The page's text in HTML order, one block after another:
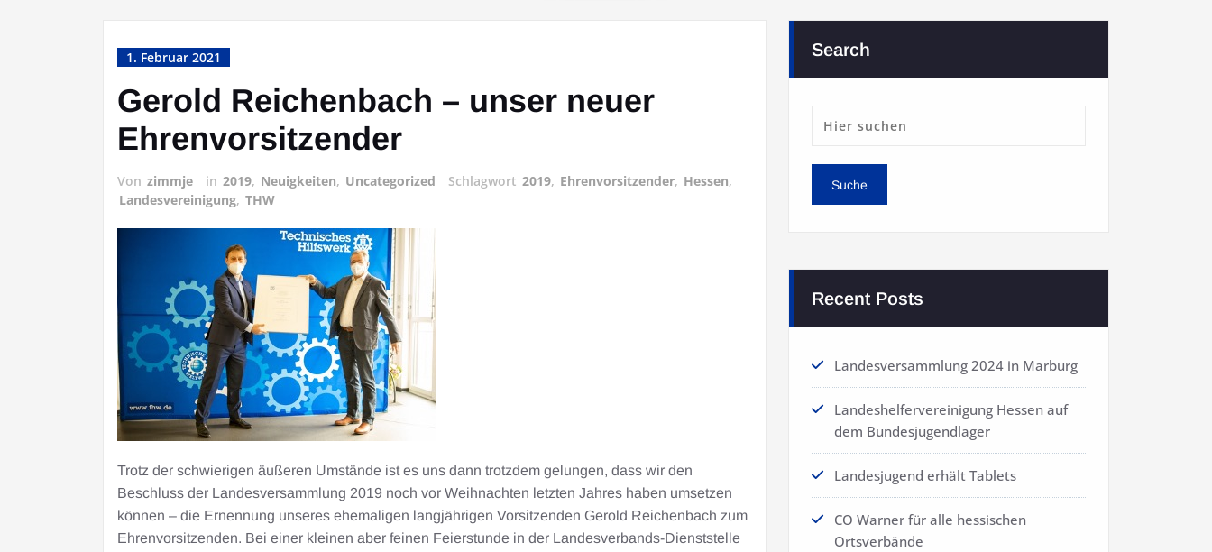
1. Februar 2021
Gerold Reichenbach – unser neuer
Ehrenvorsitzender
Von zimmje in 2019, Neuigkeiten, Uncategorized Schlagwort 2019, Ehrenvorsitzender, Hessen,
Landesvereinigung, THW
Trotz der schwierigen äußeren Umstände ist es uns dann trotzdem gelungen, dass wir den
Beschluss der Landesversammlung 2019 noch vor Weihnachten letzten Jahres haben umsetzen
können – die Ernennung unseres ehemaligen langjährigen Vorsitzenden Gerold Reichenbach zum
Ehrenvorsitzenden. Bei einer kleinen aber feinen Feierstunde in der Landesverbands-Dienststelle
Search
Recent Posts
Landesversammlung 2024 in Marburg
Landeshelfervereinigung Hessen auf
dem Bundesjugendlager
Landesjugend erhält Tablets
CO Warner für alle hessischen
Ortsverbände